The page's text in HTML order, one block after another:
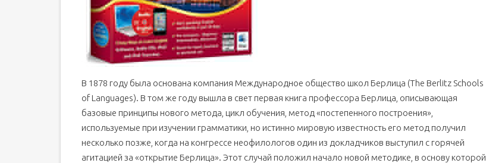
В 1878 году была основана компания Международное общество школ Берлица (The Berlitz Schools
of Languages). В том же году вышла в свет первая книга профессора Берлица, описывающая
базовые принципы нового метода, цикл обучения, метод «постепенного построения»,
используемые при изучении грамматики, но истинно мировую известность его метод получил
несколько позже, когда на конгрессе неофилологов один из докладчиков выступил с горячей
агитацией за «открытие Берлица». Этот случай положил начало новой методике, в основу которой